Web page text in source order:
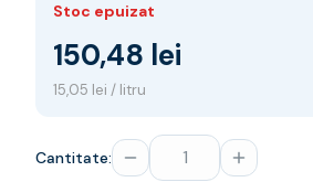
Australia
Germania
Noua Zeelanda
Prosecco
Stoc epuizat
150,48 lei
15,05 lei / litru
Cantitate: